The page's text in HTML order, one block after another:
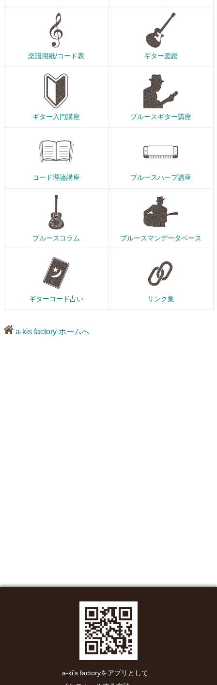
楽譜用紙/コード表 ギター図鑑
ギター入門講座 ブルースギター講座
コード理論講座 ブルースハープ講座
ブルースコラム ブルースマンデータベース
ギターコード占い リンク集
a-kis factory ホームへ
a-ki’s factoryをアプリとして